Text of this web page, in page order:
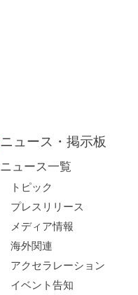
ニュース・掲示板
ニュース一覧
トピック
プレスリリース
メディア情報
海外関連
アクセラレーション
イベント告知